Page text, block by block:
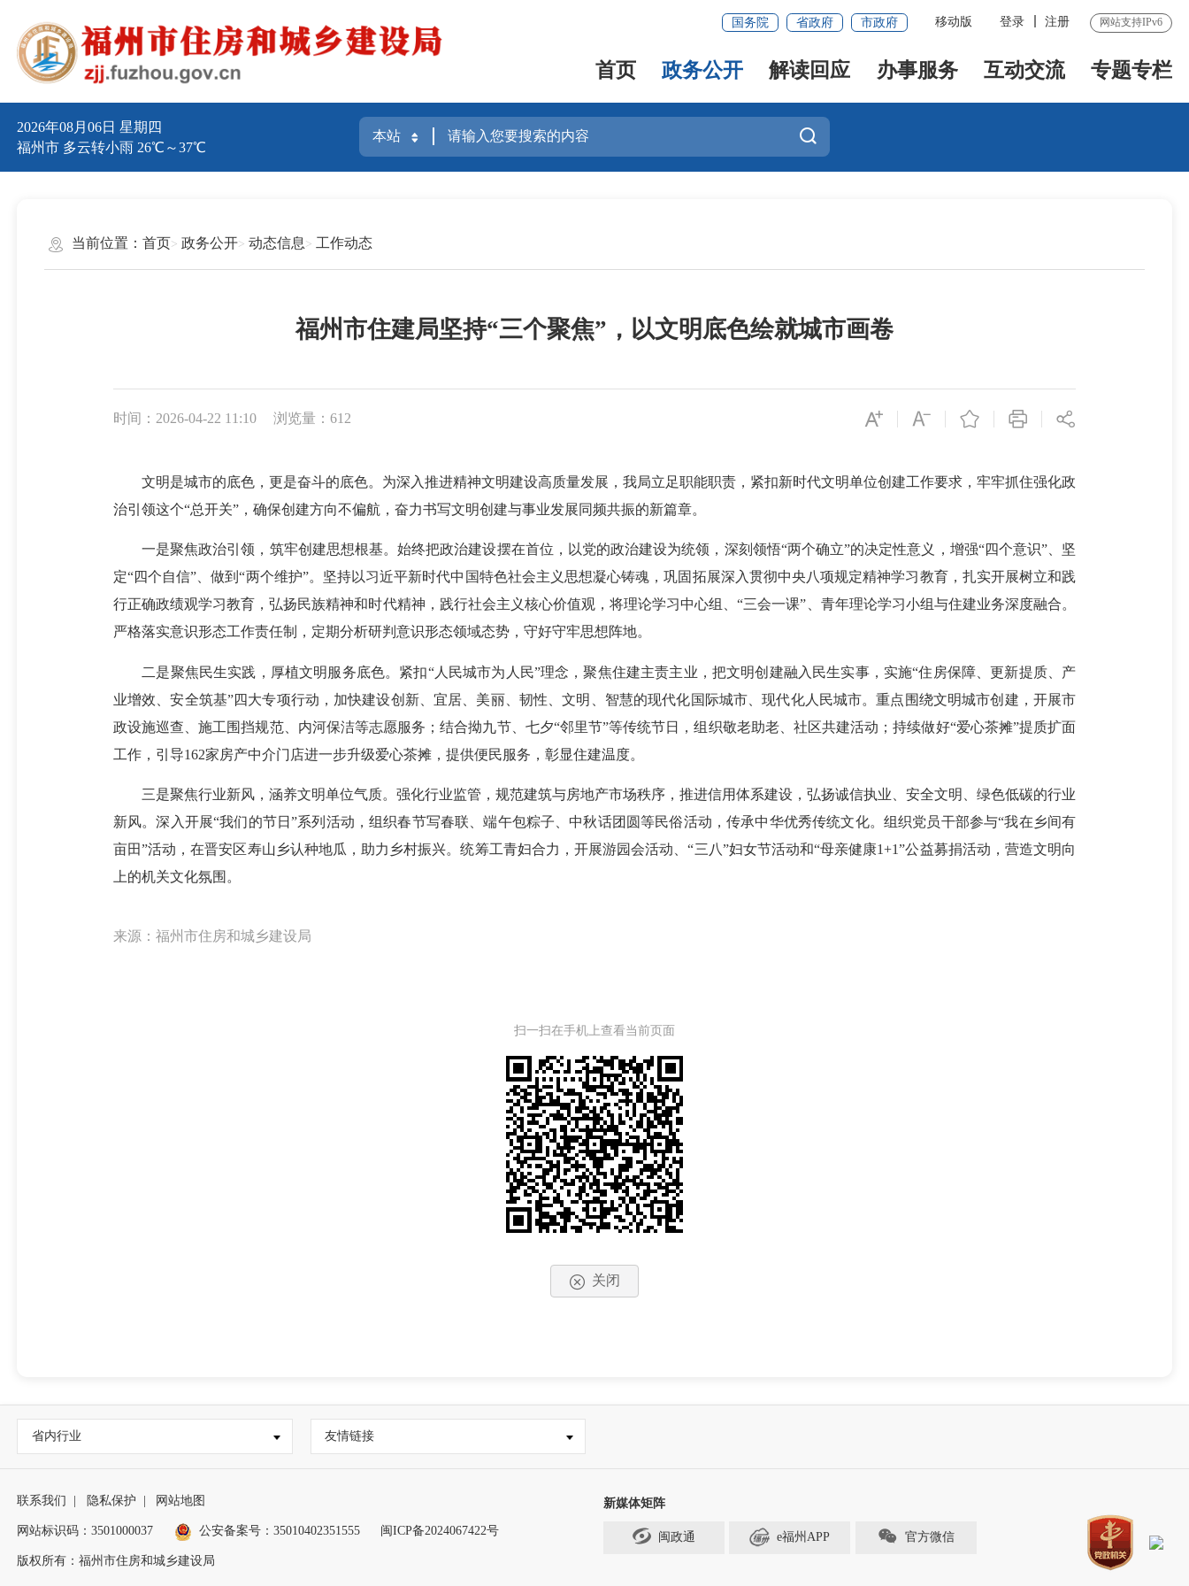
国务院 省政府 市政府 移动版 登录 注册 网站支持IPv6
首页 政务公开 解读回应 办事服务 互动交流 专题专栏
2026年08月06日 星期四
福州市 多云转小雨 26℃～37℃
当前位置： 首页 政务公开 动态信息 工作动态
福州市住建局坚持“三个聚焦”，以文明底色绘就城市画卷
时间：2026-04-22 11:10 浏览量：612
文明是城市的底色，更是奋斗的底色。为深入推进精神文明建设高质量发展，我局立足职能职责，紧扣新时代文明单位创建工作要求，牢牢抓住强化政
治引领这个“总开关”，确保创建方向不偏航，奋力书写文明创建与事业发展同频共振的新篇章。
一是聚焦政治引领，筑牢创建思想根基。始终把政治建设摆在首位，以党的政治建设为统领，深刻领悟“两个确立”的决定性意义，增强“四个意识”、坚
定“四个自信”、做到“两个维护”。坚持以习近平新时代中国特色社会主义思想凝心铸魂，巩固拓展深入贯彻中央八项规定精神学习教育，扎实开展树立和践
行正确政绩观学习教育，弘扬民族精神和时代精神，践行社会主义核心价值观，将理论学习中心组、“三会一课”、青年理论学习小组与住建业务深度融合。
严格落实意识形态工作责任制，定期分析研判意识形态领域态势，守好守牢思想阵地。
二是聚焦民生实践，厚植文明服务底色。紧扣“人民城市为人民”理念，聚焦住建主责主业，把文明创建融入民生实事，实施“住房保障、更新提质、产
业增效、安全筑基”四大专项行动，加快建设创新、宜居、美丽、韧性、文明、智慧的现代化国际城市、现代化人民城市。重点围绕文明城市创建，开展市
政设施巡查、施工围挡规范、内河保洁等志愿服务；结合拗九节、七夕“邻里节”等传统节日，组织敬老助老、社区共建活动；持续做好“爱心茶摊”提质扩面
工作，引导162家房产中介门店进一步升级爱心茶摊，提供便民服务，彰显住建温度。
三是聚焦行业新风，涵养文明单位气质。强化行业监管，规范建筑与房地产市场秩序，推进信用体系建设，弘扬诚信执业、安全文明、绿色低碳的行业
新风。深入开展“我们的节日”系列活动，组织春节写春联、端午包粽子、中秋话团圆等民俗活动，传承中华优秀传统文化。组织党员干部参与“我在乡间有
亩田”活动，在晋安区寿山乡认种地瓜，助力乡村振兴。统筹工青妇合力，开展游园会活动、“三八”妇女节活动和“母亲健康1+1”公益募捐活动，营造文明向
上的机关文化氛围。
来源：福州市住房和城乡建设局
扫一扫在手机上查看当前页面
关闭
省内行业 友情链接
联系我们 隐私保护 网站地图
网站标识码：3501000037 公安备案号：35010402351555 闽ICP备2024067422号
版权所有：福州市住房和城乡建设局
新媒体矩阵
闽政通 e福州APP 官方微信